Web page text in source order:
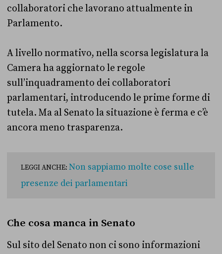
collaboratori che lavorano attualmente in
Parlamento.
A livello normativo, nella scorsa legislatura la
Camera ha aggiornato le regole
sull’inquadramento dei collaboratori
parlamentari, introducendo le prime forme di
tutela. Ma al Senato la situazione è ferma e c’è
ancora meno trasparenza.
LEGGI ANCHE: Non sappiamo molte cose sulle
presenze dei parlamentari
Che cosa manca in Senato
Sul sito del Senato non ci sono informazioni